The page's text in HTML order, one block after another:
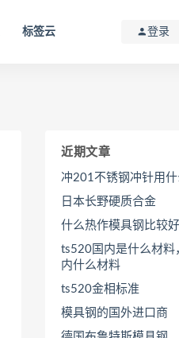
标签云 登录
近期文章
冲201不锈钢冲针用
日本长野硬质合金
什么热作模具钢比较好
ts520国内是什么材料
内什么材料
ts520金相标准
模具钢的国外进口商